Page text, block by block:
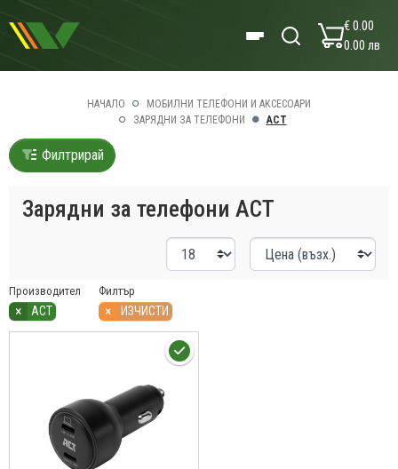
€ 0.00
0.00 лв
НАЧАЛО
МОБИЛНИ ТЕЛЕФОНИ И АКСЕСОАРИ
ЗАРЯДНИ ЗА ТЕЛЕФОНИ
ACT
Филтрирай
Зарядни за телефони ACT
Производител
× ACT
Филтър
× ИЗЧИСТИ